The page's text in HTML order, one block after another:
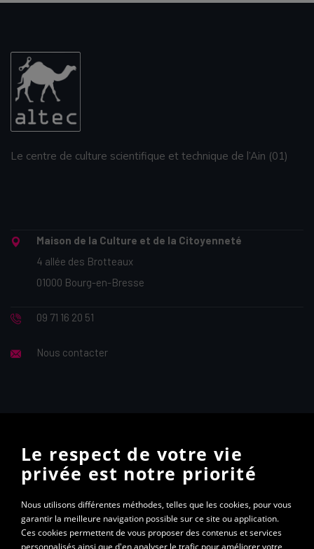
Le centre de culture scientifique et technique de l’Ain (01)
Maison de la Culture et de la Citoyenneté
4 allée des Brotteaux
01000 Bourg-en-Bresse
09 71 16 20 51
Nous contacter
ALTEC ? Abonnez-vous à notre newsletter
Le respect de votre vie
privée est notre priorité
Nous utilisons différentes méthodes, telles que les cookies, pour vous
garantir la meilleure navigation possible sur ce site ou application.
Ces cookies permettent de vous proposer des contenus et services
personnalisés ainsi que d'en analyser le trafic pour améliorer votre